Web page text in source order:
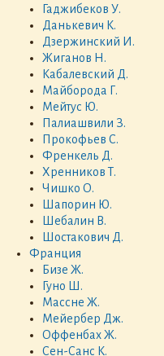
Гаджибеков У.
Данькевич К.
Дзержинский И.
Жиганов Н.
Кабалевский Д.
Майборода Г.
Мейтус Ю.
Палиашвили З.
Прокофьев С.
Френкель Д.
Хренников Т.
Чишко О.
Шапорин Ю.
Шебалин В.
Шостакович Д.
Франция
Бизе Ж.
Гуно Ш.
Массне Ж.
Мейербер Дж.
Оффенбах Ж.
Сен-Санс К.